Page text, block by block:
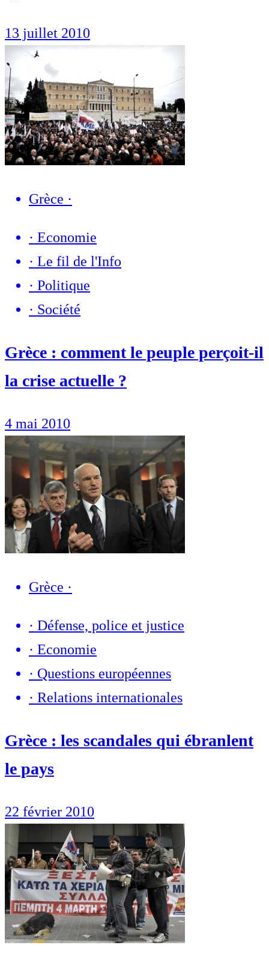
13 juillet 2010
Grèce ·
· Economie
· Le fil de l'Info
· Politique
· Société
Grèce : comment le peuple perçoit-il
la crise actuelle ?
4 mai 2010
Grèce ·
· Défense, police et justice
· Economie
· Questions européennes
· Relations internationales
Grèce : les scandales qui ébranlent
le pays
22 février 2010